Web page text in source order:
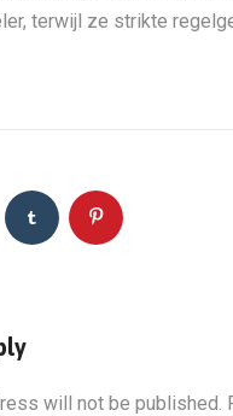
terwijl ze strikte
will not be published.